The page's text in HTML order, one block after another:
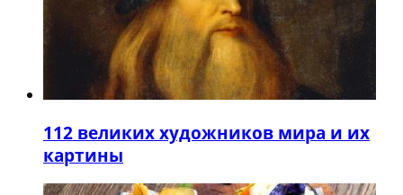
112 великих художников мира и их
картины